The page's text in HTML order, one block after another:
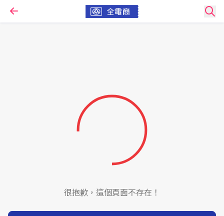
很抱歉，這個頁面不存在！